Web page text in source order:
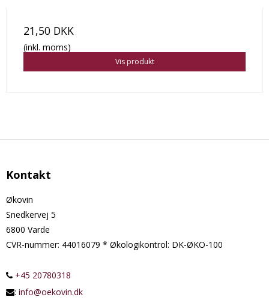
21,50 DKK
(inkl. moms)
Vis produkt
Kontakt
Økovin
Snedkervej 5
6800 Varde
CVR-nummer: 44016079 * Økologikontrol: DK-ØKO-100
+45 20780318
: info@oekovin.dk